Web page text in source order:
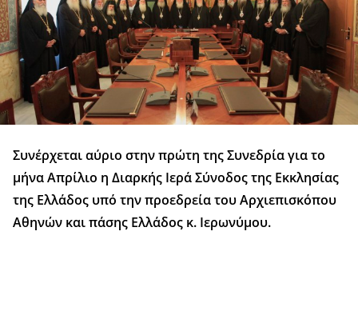
Συνέρχεται αύριο στην πρώτη της Συνεδρία για το
μήνα Απρίλιο η Διαρκής Ιερά Σύνοδος της Εκκλησίας
της Ελλάδος υπό την προεδρεία του Αρχιεπισκόπου
Αθηνών και πάσης Ελλάδος κ. Ιερωνύμου.